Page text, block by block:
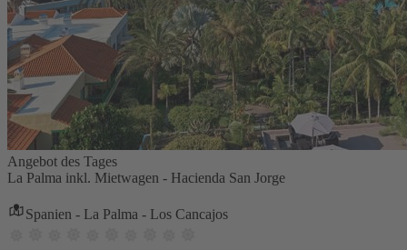
Angebot des Tages
La Palma inkl. Mietwagen - Hacienda San Jorge
Spanien - La Palma - Los Cancajos